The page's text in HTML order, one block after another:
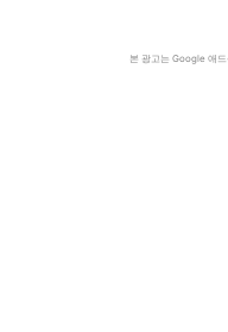
본 광고는 Google 애